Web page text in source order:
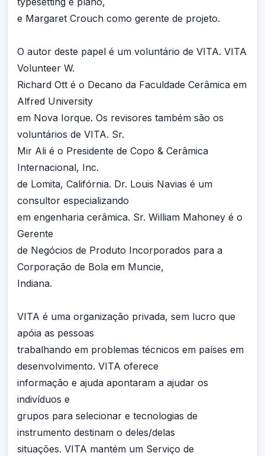
e Margaret Crouch como gerente de projeto.
O autor deste papel é um voluntário de VITA. VITA
Volunteer W.
Richard Ott é o Decano da Faculdade Cerâmica em
Alfred University
em Nova Iorque. Os revisores também são os
voluntários de VITA. Sr.
Mir Ali é o Presidente de Copo & Cerâmica
Internacional, Inc.
de Lomita, Califórnia. Dr. Louis Navias é um
consultor especializando
em engenharia cerâmica. Sr. William Mahoney é o
Gerente
de Negócios de Produto Incorporados para a
Corporação de Bola em Muncie,
Indiana.
VITA é uma organização privada, sem lucro que
apóia as pessoas
trabalhando em problemas técnicos em países em
desenvolvimento. VITA oferece
informação e ajuda apontaram a ajudar os
indivíduos e
grupos para selecionar e tecnologias de
instrumento destinam o deles/delas
situações. VITA mantém um Serviço de